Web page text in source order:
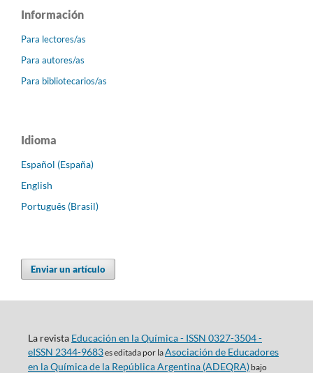
Información
Para lectores/as
Para autores/as
Para bibliotecarios/as
Idioma
Español (España)
English
Português (Brasil)
Enviar un artículo
La revista Educación en la Química - ISSN 0327-3504 -
eISSN 2344-9683es editada por laAsociación de Educadores
en la Química de la República Argentina (ADEQRA)bajo